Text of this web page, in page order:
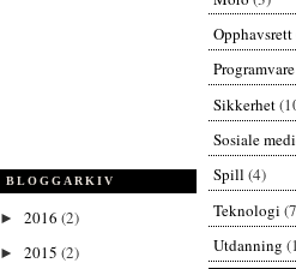
BLOGGARKIV
► 2016 (2)
► 2015 (2)
Opphavsrett
Programvare
Sikkerhet
Sosiale
Spill (4)
Teknologi
Utdanning